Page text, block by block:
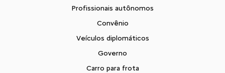
Profissionais autônomos
Convênio
Veículos diplomáticos
Governo
Carro para frota